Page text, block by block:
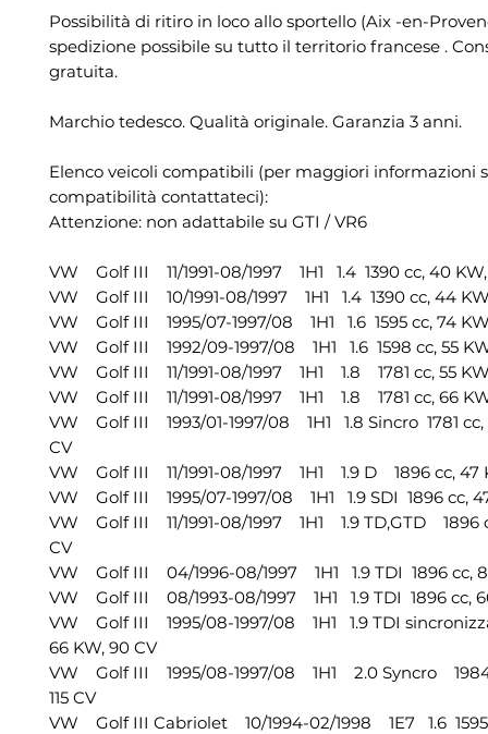
Possibilità di ritiro in loco allo sportello (Aix -en-
spedizione possibile su tutto il territorio francese .
gratuita.
Marchio tedesco. Qualità originale. Garanzia 3 anni.
Elenco veicoli compatibili (per maggiori informazioni
compatibilità contattateci):
Attenzione: non adattabile su GTI / VR6
VW Golf III 11/1991-08/1997 1H1 1.4 1390 cc, 40 KW,
VW Golf III 10/1991-08/1997 1H1 1.4 1390 cc, 44
VW Golf III 1995/07-1997/08 1H1 1.6 1595 cc, 74 KW,
VW Golf III 1992/09-1997/08 1H1 1.6 1598 cc, 55
VW Golf III 11/1991-08/1997 1H1 1.8 1781 cc, 55
VW Golf III 11/1991-08/1997 1H1 1.8 1781 cc, 66
VW Golf III 1993/01-1997/08 1H1 1.8 Sincro 1781 cc,
CV
VW Golf III 11/1991-08/1997 1H1 1.9 D 1896 cc, 47
VW Golf III 1995/07-1997/08 1H1 1.9 SDI 1896 cc,
VW Golf III 11/1991-08/1997 1H1 1.9 TD,GTD 1896
CV
VW Golf III 04/1996-08/1997 1H1 1.9 TDI 1896 cc, 81
VW Golf III 08/1993-08/1997 1H1 1.9 TDI 1896 cc,
VW Golf III 1995/08-1997/08 1H1 1.9 TDI
66 KW, 90 CV
VW Golf III 1995/08-1997/08 1H1 2.0 Syncro 1984
115 CV
VW Golf III Cabriolet 10/1994-02/1998 1E7 1.6 1595